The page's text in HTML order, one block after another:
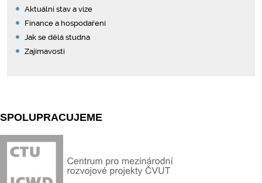
Aktuální stav a vize
Finance a hospodaření
Jak se dělá studna
Zajímavosti
SPOLUPRACUJEME